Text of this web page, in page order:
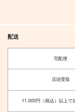
配送
宅配便
店頭受取
11,000円（税込）以上で